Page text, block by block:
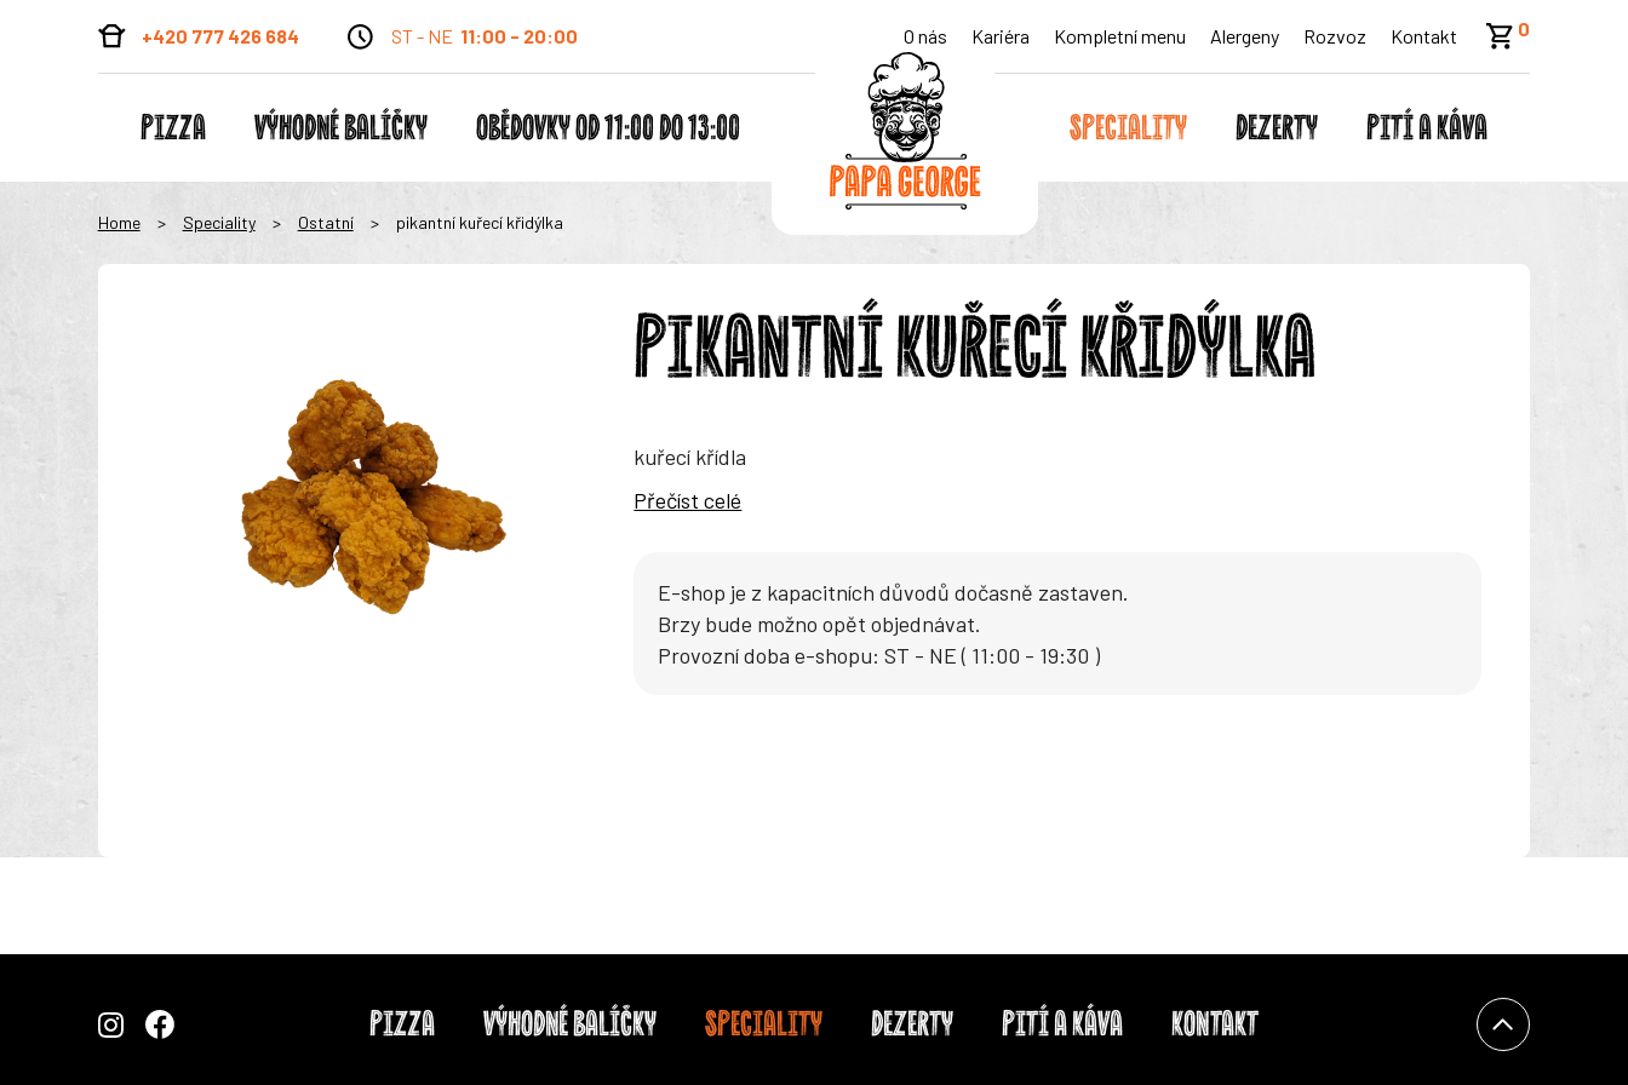
+420 777 426 684 ST - NE 11:00 - 20:00 0
O nás Kariéra Kompletní menu Alergeny Rozvoz Kontakt
PIZZA VÝHODNÉ BALÍČKY OBĚDOVKY OD 11:00 DO 13:00 SPECIALITY DEZERTY PITÍ A KÁVA
Home > Speciality > Ostatní > pikantní kuřecí křidýlka
PIKANTNÍ KUŘECÍ KŘIDÝLKA
kuřecí křídla
Přečíst celé
E-shop je z kapacitních důvodů dočasně zastaven.
Brzy bude možno opět objednávat.
Provozní doba e-shopu: ST - NE ( 11:00 - 19:30 )
PIZZA VÝHODNÉ BALÍČKY SPECIALITY DEZERTY PITÍ A KÁVA KONTAKT